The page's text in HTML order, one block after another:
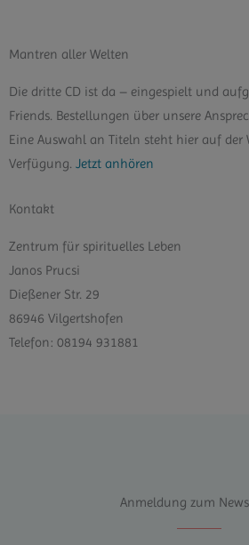
Mantren aller Welten
Die dritte CD ist da – eingespielt und
Friends. Bestellungen über unsere
Eine Auswahl an Titeln steht hier auf der
Verfügung. Jetzt anhören
Kontakt
Zentrum für spirituelles Leben
Janos Prucsi
Dießener Str. 29
86946 Vilgertshofen
Telefon: 08194 931881
Anmeldung zum